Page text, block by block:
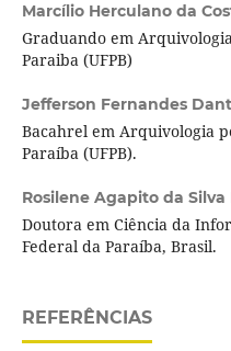
Marcílio Herculano da
Graduando em
Paraiba (UFPB)
Jefferson Fernandes
Bacahrel em Arquivologia
Paraíba (UFPB).
Rosilene Agapito da Silva
Doutora em Ciência da
Federal da Paraíba, Brasil.
REFERÊNCIAS